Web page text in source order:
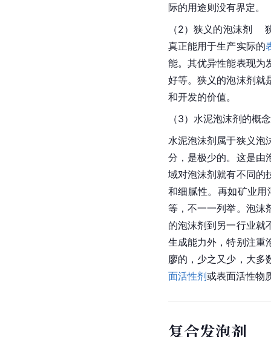
际的用途则没有界定。
（2）狭义的泡沫剂
真正能用于生产实际的
能。其优异性能表现为
好等。狭义的泡沫剂就
和开发的价值。
（3）水泥泡沫剂的概念
水泥泡沫剂属于狭义泡
分，是极少的。这是由
域对泡沫剂就有不同的
和细腻性。再如矿业
等，不一一列举。泡沫
的泡沫剂到另一行业就
生成能力外，特别注重
廖的，少之又少，大多
面活性剂或表面活性物
复合发泡剂